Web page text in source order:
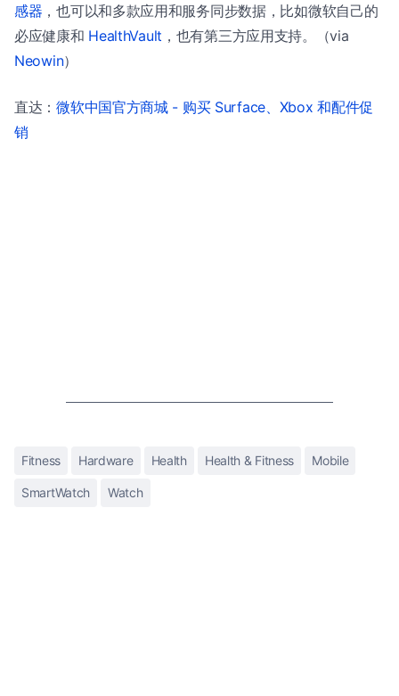
感器 ，也可以和多款应用和服务同步数据，比如微软自己的
必应健康和 HealthVault ，也有第三方应用支持。（via
Neowin）
直达：微软中国官方商城 - 购买 Surface、Xbox 和配件促
销
Fitness Hardware Health Health & Fitness Mobile
SmartWatch Watch